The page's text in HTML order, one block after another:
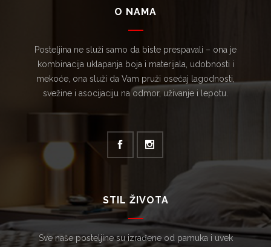
O NAMA
Posteljina ne služi samo da biste prespavali – ona je
kombinacija uklapanja boja i materijala, udobnosti i
mekoće, ona služi da Vam pruži osećaj lagodnosti,
svežine i asocijaciju na odmor, uživanje i lepotu.
STIL ŽIVOTA
Sve naše posteljine su izrađene od pamuka i uvek